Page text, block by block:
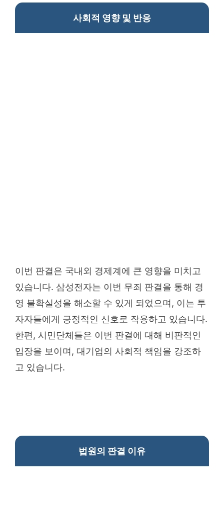
사회적 영향 및 반응
이번 판결은 국내외 경제계에 큰 영향을 미치고
있습니다. 삼성전자는 이번 무죄 판결을 통해 경
영 불확실성을 해소할 수 있게 되었으며, 이는 투
자자들에게 긍정적인 신호로 작용하고 있습니다.
한편, 시민단체들은 이번 판결에 대해 비판적인
입장을 보이며, 대기업의 사회적 책임을 강조하
고 있습니다.
법원의 판결 이유